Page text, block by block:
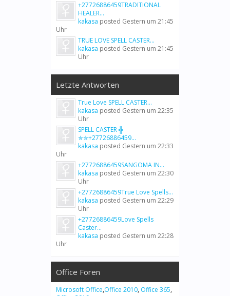
+27726886459TRADITIONAL
HEALER...
kakasa posted Gestern um 21:45
Uhr
TRUE LOVE SPELL CASTER...
kakasa posted Gestern um 21:45
Uhr
Letzte Antworten
True Love SPELL CASTER...
kakasa posted Gestern um 22:35
Uhr
SPELL CASTER ╬
✯✯+27726886459...
kakasa posted Gestern um 22:33
Uhr
+27726886459SANGOMA IN...
kakasa posted Gestern um 22:30
Uhr
+27726886459True Love Spells...
kakasa posted Gestern um 22:29
Uhr
+27726886459Love Spells
Caster...
kakasa posted Gestern um 22:28
Uhr
Office Foren
Microsoft Office,Office 2010, Office 365,